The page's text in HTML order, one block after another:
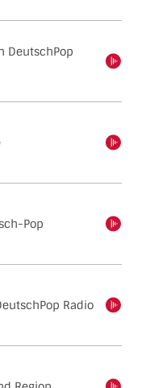
DeutschPop
einschalten
Pop
einschalten
Radio
einschalten